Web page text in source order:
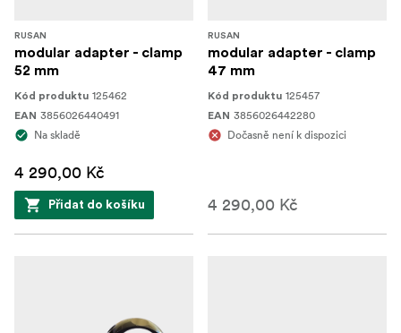
RUSAN
modular adapter - clamp
52 mm
Kód produktu 125462
EAN 3856026440491
Na skladě
4 290,00 Kč
Přidat do košíku
RUSAN
modular adapter - clamp
47 mm
Kód produktu 125457
EAN 3856026442280
Dočasně není k dispozici
4 290,00 Kč